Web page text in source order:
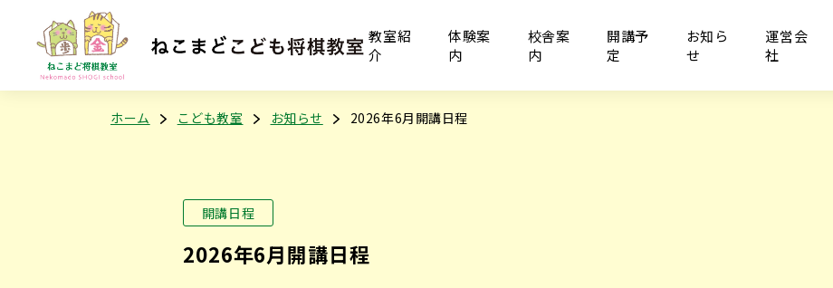
教室紹
介
体験案
内
校舎案
内
開講予
定
お知ら
せ
運営会
社
ホーム こども教室 お知らせ 2026年6月開講日程
開講日程
2026年6月開講日程